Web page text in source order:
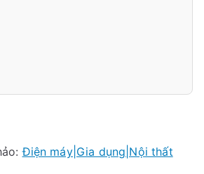
Điện máy|Gia dụng|Nội thất